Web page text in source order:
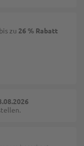
zu 26 % Rabatt